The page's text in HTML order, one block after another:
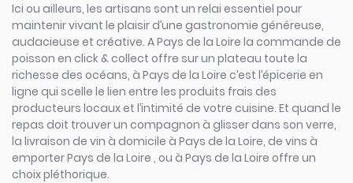
Ici ou ailleurs, les artisans sont un relai essentiel pour
maintenir vivant le plaisir d’une gastronomie généreuse,
audacieuse et créative. A Pays de la Loire la commande de
poisson en click & collect offre sur un plateau toute la
richesse des océans, à Pays de la Loire c’est l’épicerie en
ligne qui scelle le lien entre les produits frais des
producteurs locaux et l’intimité de votre cuisine. Et quand le
repas doit trouver un compagnon à glisser dans son verre,
la livraison de vin à domicile à Pays de la Loire, de vins à
emporter Pays de la Loire , ou à Pays de la Loire offre un
choix pléthorique.